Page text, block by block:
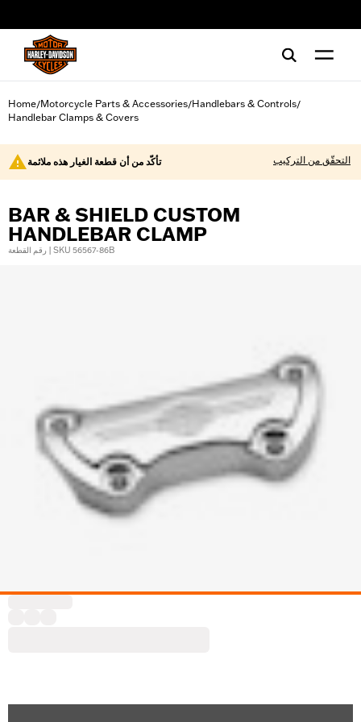
Home/Motorcycle Parts & Accessories/Handlebars & Controls/
Handlebar Clamps & Covers
تأكّد من أن قطعة الغيار هذه ملائمة التحقّق من التركيب
BAR & SHIELD CUSTOM
HANDLEBAR CLAMP
رقم القطعة | SKU 56567-86B